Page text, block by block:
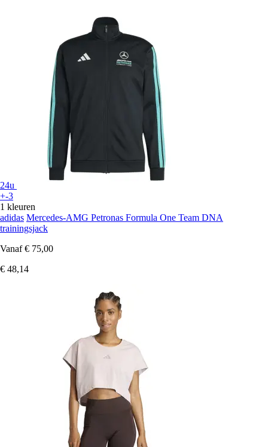
24u
+-3
1 kleuren
adidas Mercedes-AMG Petronas Formula One Team DNA
trainingsjack
Vanaf € 75,00
€ 48,14